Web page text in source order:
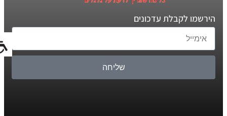
הירשמו לקבלת עדכונים
שליחה